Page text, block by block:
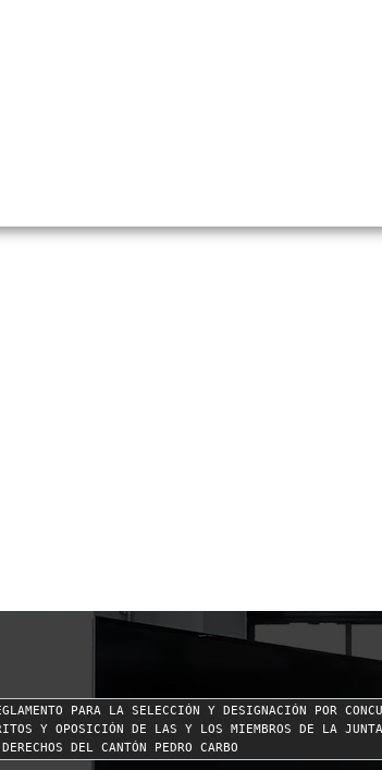
PARA LA SELECCIÓN Y DESIGNACIÓN POR
Y OPOSICIÓN DE LAS Y LOS MIEMBROS DE LA
DEL CANTÓN PEDRO CARBO